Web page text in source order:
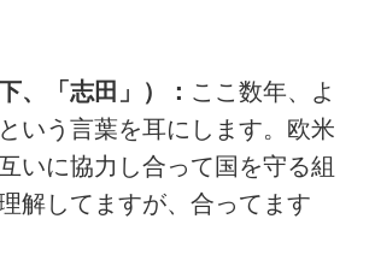
、「志田」）： ここ数年、よ
いう言葉を耳にします。欧米
いに協力し合って国を守る組
解してますが、合ってます